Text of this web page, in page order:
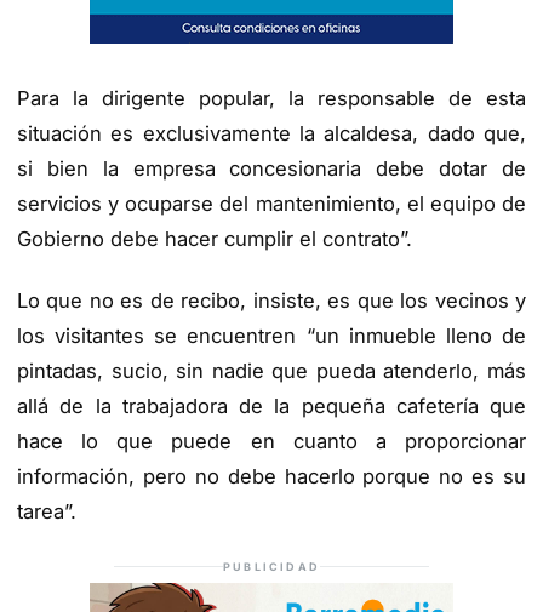
Para la dirigente popular, la responsable de esta
situación es exclusivamente la alcaldesa, dado que,
si bien la empresa concesionaria debe dotar de
servicios y ocuparse del mantenimiento, el equipo de
Gobierno debe hacer cumplir el contrato”.
Lo que no es de recibo, insiste, es que los vecinos y
los visitantes se encuentren “un inmueble lleno de
pintadas, sucio, sin nadie que pueda atenderlo, más
allá de la trabajadora de la pequeña cafetería que
hace lo que puede en cuanto a proporcionar
información, pero no debe hacerlo porque no es su
tarea”.
PUBLICIDAD